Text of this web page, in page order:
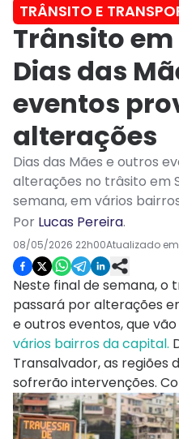
TRÂNSITO E
Trânsito
Dias das
eventos
alterações
Dias das Mães e outros
alterações no trâsito em
semana, em vários
Por Lucas Pereira.
08/05/2026 22h00Atualizado
Neste final de semana, o
passará por alterações
e outros eventos, que
vários bairros da capital.
Transalvador, as regiões
sofrerão intervenções.